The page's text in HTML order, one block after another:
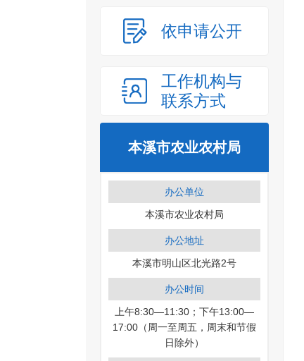
依申请公开
工作机构与
联系方式
本溪市农业农村局
办公单位
本溪市农业农村局
办公地址
本溪市明山区北光路2号
办公时间
上午8:30—11:30；下午13:00—
17:00（周一至周五，周末和节假
日除外）